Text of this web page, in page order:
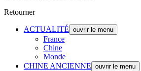
Retourner
ACTUALITÉ ouvrir le menu
France
Chine
Monde
CHINE ANCIENNE ouvrir le menu